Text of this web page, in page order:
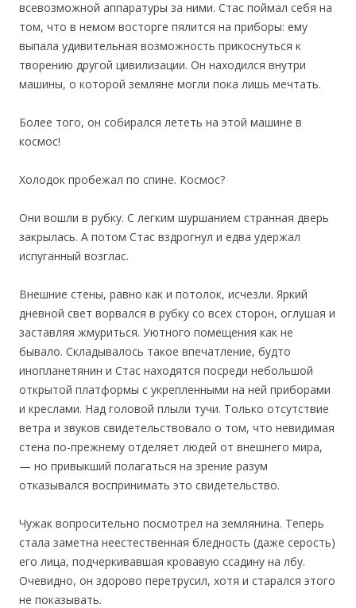
всевозможной аппаратуры за ними. Стас поймал себя на
том, что в немом восторге пялится на приборы: ему
выпала удивительная возможность прикоснуться к
творению другой цивилизации. Он находился внутри
машины, о которой земляне могли пока лишь мечтать.
Более того, он собирался лететь на этой машине в
космос!
Холодок пробежал по спине. Космос?
Они вошли в рубку. С легким шуршанием странная дверь
закрылась. А потом Стас вздрогнул и едва удержал
испуганный возглас.
Внешние стены, равно как и потолок, исчезли. Яркий
дневной свет ворвался в рубку со всех сторон, оглушая и
заставляя жмуриться. Уютного помещения как не
бывало. Складывалось такое впечатление, будто
инопланетянин и Стас находятся посреди небольшой
открытой платформы с укрепленными на ней приборами
и креслами. Над головой плыли тучи. Только отсутствие
ветра и звуков свидетельствовало о том, что невидимая
стена по-прежнему отделяет людей от внешнего мира,
— но привыкший полагаться на зрение разум
отказывался воспринимать это свидетельство.
Чужак вопросительно посмотрел на землянина. Теперь
стала заметна неестественная бледность (даже серость)
его лица, подчеркивавшая кровавую ссадину на лбу.
Очевидно, он здорово перетрусил, хотя и старался этого
не показывать.